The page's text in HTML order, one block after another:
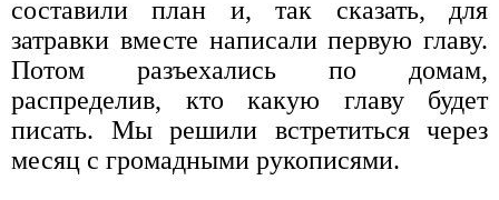
составили план и, так сказать, для
затравки вместе написали первую главу.
Потом разъехались по домам,
распределив, кто какую главу будет
писать. Мы решили встретиться через
месяц с громадными рукописями.